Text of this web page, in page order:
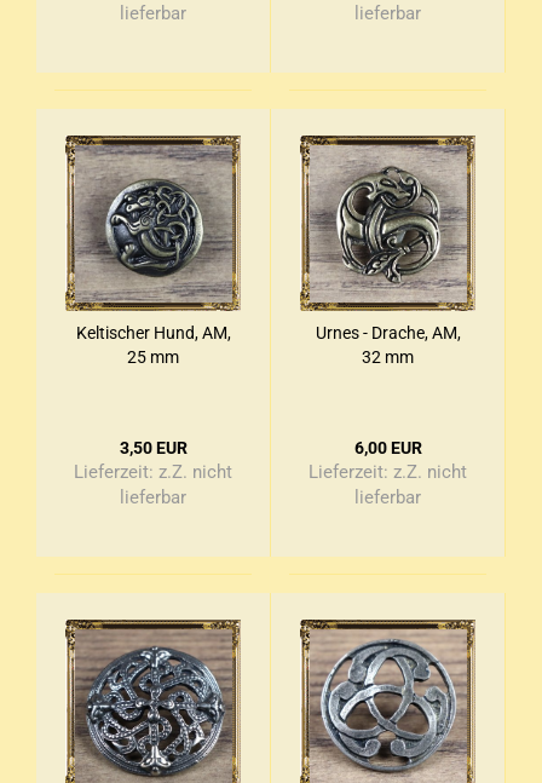
lieferbar
lieferbar
Kel­ti­scher Hund, AM,
25 mm
3,50 EUR
Lieferzeit: z.Z. nicht
lieferbar
Urnes - Dra­che, AM,
32 mm
6,00 EUR
Lieferzeit: z.Z. nicht
lieferbar